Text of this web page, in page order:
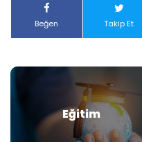
Beğen Takip Et
Eğitim